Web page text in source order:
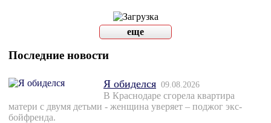
еще
Последние новости
Я обиделся 09.08.2026
В Краснодаре сгорела квартира
матери с двумя детьми - женщина уверяет – поджог экс-
бойфренда.